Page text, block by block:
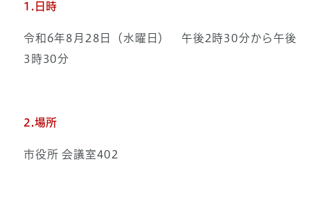
1.日時
令和6年8月28日（水曜日） 午後2時30分から午後
3時30分
2.場所
市役所 会議室402